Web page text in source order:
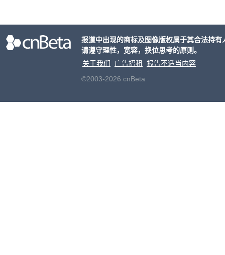
报道中出现的商标及图像版权属于其合法持
请遵守理性，宽容，换位思考的原则。
关于我们
广告招租
报告不适当内容
©2003-2026 cnBeta